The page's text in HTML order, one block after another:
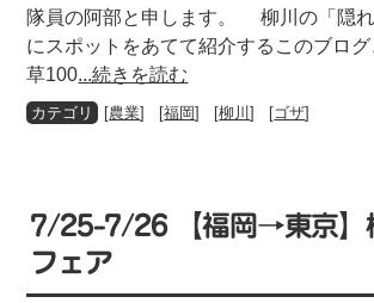
隊員の阿部と申します。 柳川の「隠
にスポットをあてて紹介するこのブロ
草100...続きを読む
[農業] [福岡] [柳川] [ゴザ]
7/25-7/26 【福岡→東京】
フェア